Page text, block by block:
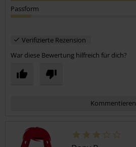
Passform
Verifizierte Rezension
War diese Bewertung hilfreich für dich?
Kommentieren